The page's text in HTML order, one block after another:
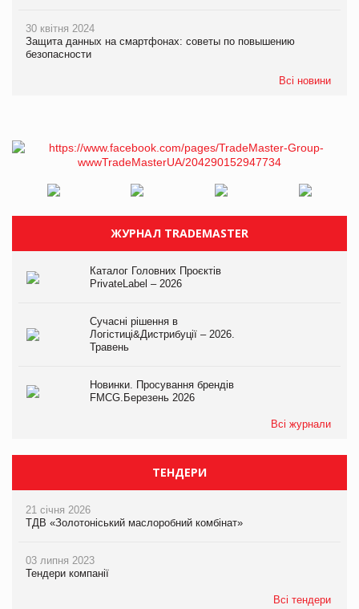
30 квітня 2024
Защита данных на смартфонах: советы по повышению
безопасности
Всі новини
ЖУРНАЛ TRADEMASTER
Каталог Головних Проєктів
PrivateLabel – 2026
Сучасні рішення в
Логістиці&Дистрибуції – 2026.
Травень
Новинки. Просування брендів
FMCG.Березень 2026
Всі журнали
ТЕНДЕРИ
21 січня 2026
ТДВ «Золотоніський маслоробний комбінат»
03 липня 2023
Тендери компанії
Всі тендери